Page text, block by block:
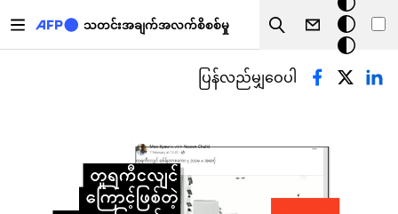
သတင်းအချက်အလက်စိစစ်မှု
Search
မှောင်
မုဒ်
ပြန်လည်မျှဝေပါ